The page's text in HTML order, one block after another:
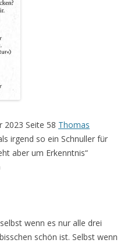
2023 Seite 58 Thomas
irgend so ein Schnuller für
aber um Erkenntnis“
wenn es nur alle drei
schön ist. Selbst wenn